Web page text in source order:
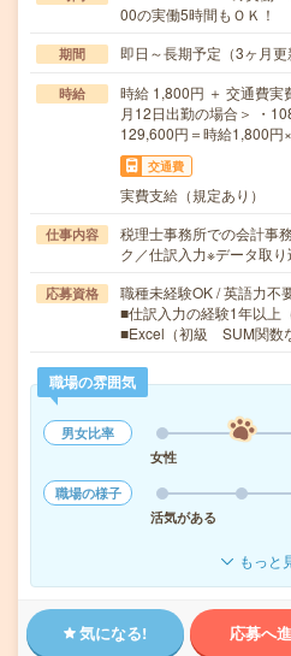
00の実働5時間もＯＫ！
期間 即日～長期予定（3ヶ月
時給
時給 1,800円 ＋ 交通費実
月12日出勤の場合＞ ・
129,600円＝時給1,800円
交通費
実費支給（規定あり）
仕事内容
税理士事務所での会計事
ク／仕訳入力※データ取
応募資格
職種未経験OK / 英語力不
■仕訳入力の経験1年以上
■Excel（初級 SUM関
職場の雰囲気
男女比率
女性
職場の様子
活気がある
もっと
気になる! 応募へ